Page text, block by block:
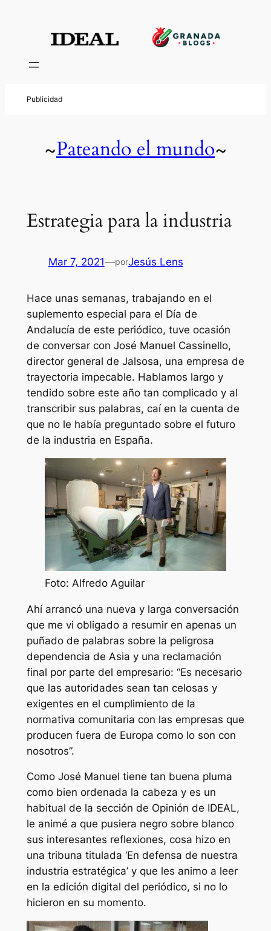
~Pateando el mundo~
Estrategia para la industria
Mar 7, 2021—porJesús Lens
Hace unas semanas, trabajando en el
suplemento especial para el Día de
Andalucía de este periódico, tuve ocasión
de conversar con José Manuel Cassinello,
director general de Jalsosa, una empresa de
trayectoria impecable. Hablamos largo y
tendido sobre este año tan complicado y al
transcribir sus palabras, caí en la cuenta de
que no le había preguntado sobre el futuro
de la industria en España.
Foto: Alfredo Aguilar
Ahí arrancó una nueva y larga conversación
que me vi obligado a resumir en apenas un
puñado de palabras sobre la peligrosa
dependencia de Asia y una reclamación
final por parte del empresario: “Es necesario
que las autoridades sean tan celosas y
exigentes en el cumplimiento de la
normativa comunitaria con las empresas que
producen fuera de Europa como lo son con
nosotros”.
Como José Manuel tiene tan buena pluma
como bien ordenada la cabeza y es un
habitual de la sección de Opinión de IDEAL,
le animé a que pusiera negro sobre blanco
sus interesantes reflexiones, cosa hizo en
una tribuna titulada ‘En defensa de nuestra
industria estratégica’ y que les animo a leer
en la edición digital del periódico, si no lo
hicieron en su momento.